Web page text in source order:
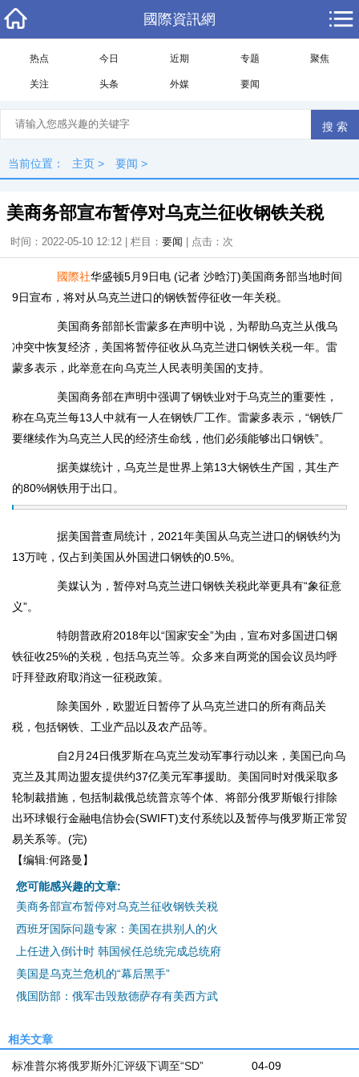
國際資訊網
热点 今日 近期 专题 聚焦
关注 头条 外媒 要闻
当前位置： 主页 > 要闻 >
美商务部宣布暂停对乌克兰征收钢铁关税
时间：2022-05-10 12:12 | 栏目： 要闻 | 点击： 次
國際社华盛顿5月9日电 (记者 沙晗汀)美国商务部当地时间
9日宣布，将对从乌克兰进口的钢铁暂停征收一年关税。
美国商务部部长雷蒙多在声明中说，为帮助乌克兰从俄乌
冲突中恢复经济，美国将暂停征收从乌克兰进口钢铁关税一年。雷
蒙多表示，此举意在向乌克兰人民表明美国的支持。
美国商务部在声明中强调了钢铁业对于乌克兰的重要性，
称在乌克兰每13人中就有一人在钢铁厂工作。雷蒙多表示，“钢铁厂
要继续作为乌克兰人民的经济生命线，他们必须能够出口钢铁”。
据美媒统计，乌克兰是世界上第13大钢铁生产国，其生产
的80%钢铁用于出口。
据美国普查局统计，2021年美国从乌克兰进口的钢铁约为
13万吨，仅占到美国从外国进口钢铁的0.5%。
美媒认为，暂停对乌克兰进口钢铁关税此举更具有“象征意
义”。
特朗普政府2018年以“国家安全”为由，宣布对多国进口钢
铁征收25%的关税，包括乌克兰等。众多来自两党的国会议员均呼
吁拜登政府取消这一征税政策。
除美国外，欧盟近日暂停了从乌克兰进口的所有商品关
税，包括钢铁、工业产品以及农产品等。
自2月24日俄罗斯在乌克兰发动军事行动以来，美国已向乌
克兰及其周边盟友提供约37亿美元军事援助。美国同时对俄采取多
轮制裁措施，包括制裁俄总统普京等个体、将部分俄罗斯银行排除
出环球银行金融电信协会(SWIFT)支付系统以及暂停与俄罗斯正常贸
易关系等。(完)
【编辑:何路曼】
您可能感兴趣的文章:
美商务部宣布暂停对乌克兰征收钢铁关税
西班牙国际问题专家：美国在拱别人的火
上任进入倒计时 韩国候任总统完成总统府
美国是乌克兰危机的“幕后黑手”
俄国防部：俄军击毁敖德萨存有美西方武
相关文章
04-09
标准普尔将俄罗斯外汇评级下调至“SD”